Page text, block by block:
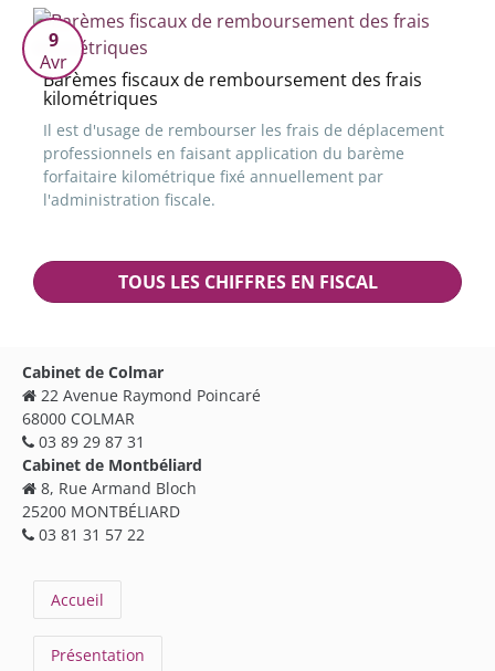
Barèmes fiscaux de remboursement des frais
kilométriques
9
Avr
Il est d'usage de rembourser les frais de déplacement
professionnels en faisant application du barème
forfaitaire kilométrique fixé annuellement par
l'administration fiscale.
TOUS LES CHIFFRES EN FISCAL
Cabinet de Colmar
22 Avenue Raymond Poincaré
68000 COLMAR
03 89 29 87 31
Cabinet de Montbéliard
8, Rue Armand Bloch
25200 MONTBÉLIARD
03 81 31 57 22
Accueil
Présentation